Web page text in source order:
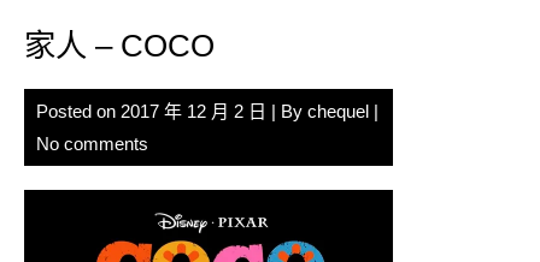
家人 – COCO
Posted on 2017 年 12 月 2 日 | By chequel |
No comments